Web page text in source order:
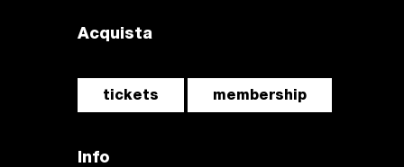
Acquista
tickets membership
Info